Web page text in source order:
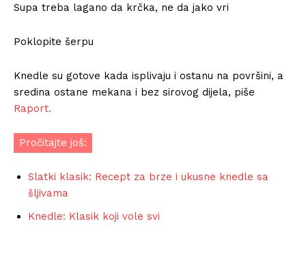
Supa treba lagano da krčka, ne da jako vri
Poklopite šerpu
Knedle su gotove kada isplivaju i ostanu na površini, a
sredina ostane mekana i bez sirovog dijela, piše
Raport.
Pročitajte još:
Slatki klasik: Recept za brze i ukusne knedle sa
šljivama
Knedle: Klasik koji vole svi